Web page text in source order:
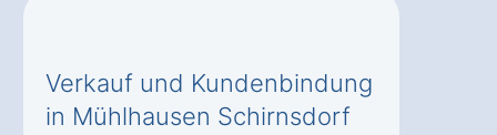
Verkauf und Kundenbindung
in Mühlhausen Schirnsdorf